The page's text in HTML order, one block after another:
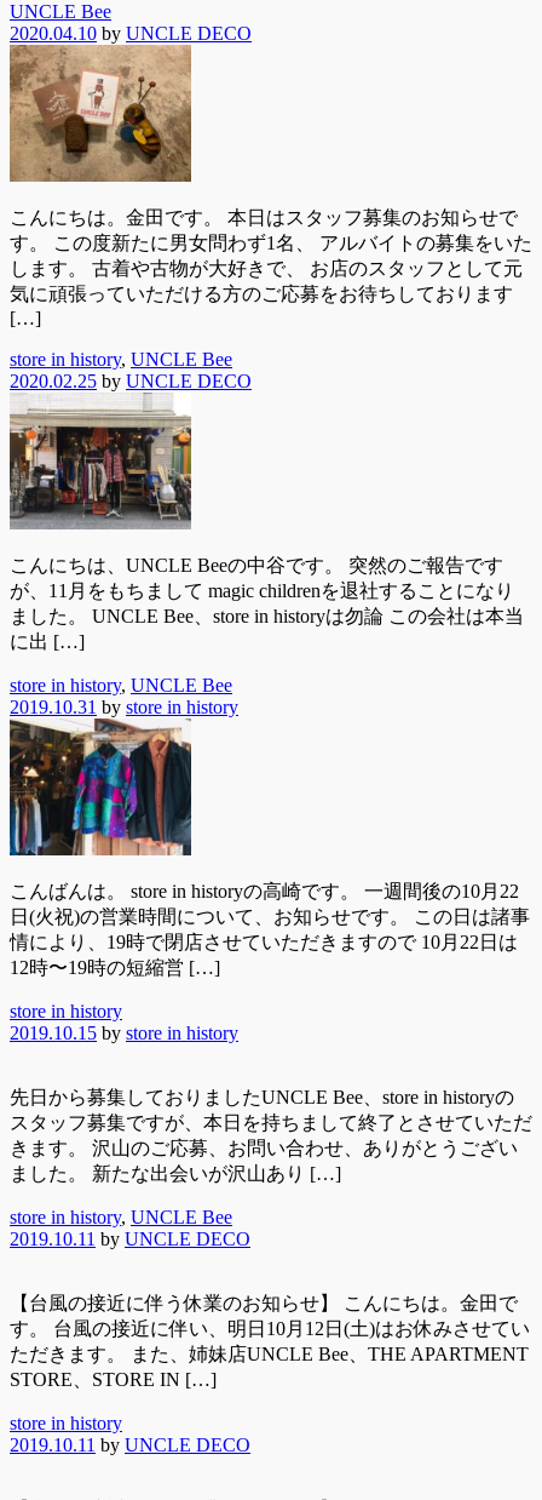
UNCLE Bee
2020.04.10 by UNCLE DECO
こんにちは。金田です。 本日はスタッフ募集のお知らせで
す。 この度新たに男女問わず1名、 アルバイトの募集をいた
します。 古着や古物が大好きで、 お店のスタッフとして元
気に頑張っていただける方のご応募をお待ちしております
[…]
store in history, UNCLE Bee
2020.02.25 by UNCLE DECO
こんにちは、UNCLE Beeの中谷です。 突然のご報告です
が、11月をもちまして magic childrenを退社することになり
ました。 UNCLE Bee、store in historyは勿論 この会社は本当
に出 […]
store in history, UNCLE Bee
2019.10.31 by store in history
こんばんは。 store in historyの高崎です。 一週間後の10月22
日(火祝)の営業時間について、お知らせです。 この日は諸事
情により、19時で閉店させていただきますので 10月22日は
12時〜19時の短縮営 […]
store in history
2019.10.15 by store in history
先日から募集しておりましたUNCLE Bee、store in historyの
スタッフ募集ですが、本日を持ちまして終了とさせていただ
きます。 沢山のご応募、お問い合わせ、ありがとうござい
ました。 新たな出会いが沢山あり […]
store in history, UNCLE Bee
2019.10.11 by UNCLE DECO
【台風の接近に伴う休業のお知らせ】 こんにちは。金田で
す。 台風の接近に伴い、明日10月12日(土)はお休みさせてい
ただきます。 また、姉妹店UNCLE Bee、THE APARTMENT
STORE、STORE IN […]
store in history
2019.10.11 by UNCLE DECO